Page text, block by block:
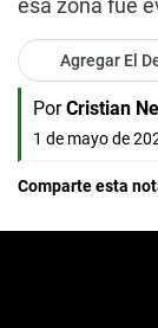
esa zona fue
Agregar El
Por Cristian
1 de mayo de
Comparte esta